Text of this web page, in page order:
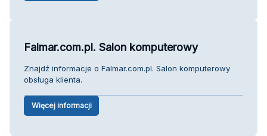
Falmar.com.pl. Salon komputerowy
Znajdź informacje o Falmar.com.pl. Salon komputerowy
obsługa klienta.
Więcej informacji